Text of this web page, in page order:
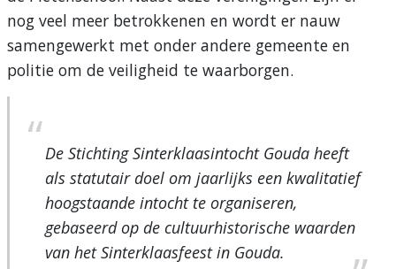
nog veel meer betrokkenen en wordt er nauw
samengewerkt met onder andere gemeente en
politie om de veiligheid te waarborgen.
De Stichting Sinterklaasintocht Gouda heeft
als statutair doel om jaarlijks een kwalitatief
hoogstaande intocht te organiseren,
gebaseerd op de cultuurhistorische waarden
van het Sinterklaasfeest in Gouda.